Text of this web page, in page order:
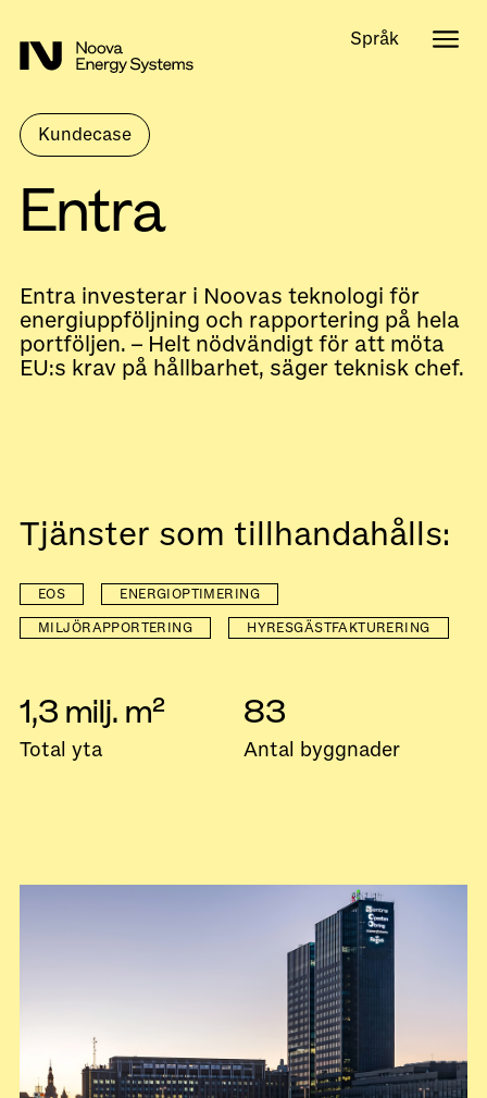
Kundecase
Entra
Entra investerar i Noovas teknologi för
energiuppföljning och rapportering på hela
portföljen. – Helt nödvändigt för att möta
EU:s krav på hållbarhet, säger teknisk chef.
Tjänster som tillhandahålls:
ENERGIOPTIMERING
EOS
HYRESGÄSTFAKTURERING
MILJÖRAPPORTERING
1,3 milj. m²
Total yta
83
Antal byggnader
Språk